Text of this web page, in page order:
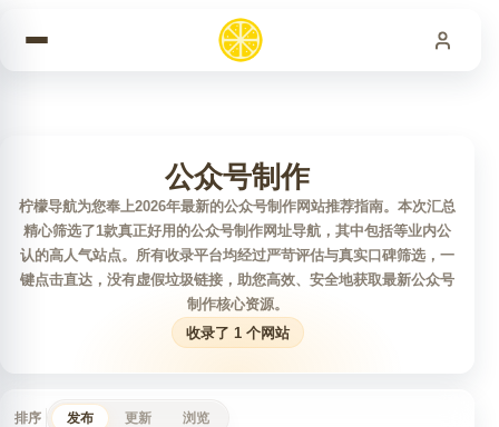
公众号制作
柠檬导航为您奉上2026年最新的公众号制作网站推荐指南。本次汇总
精心筛选了1款真正好用的公众号制作网址导航，其中包括等业内公
认的高人气站点。所有收录平台均经过严苛评估与真实口碑筛选，一
键点击直达，没有虚假垃圾链接，助您高效、安全地获取最新公众号
制作核心资源。
收录了 1 个网站
排序 发布 更新 浏览